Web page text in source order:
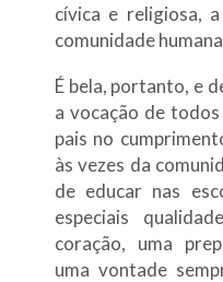
cívica e religiosa,
comunidade
É bela, portanto, e
a vocação de
pais no
às vezes da
de educar nas
especiais
coração, uma
uma vontade